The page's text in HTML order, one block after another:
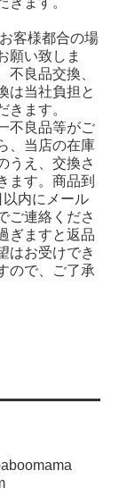
客様都合の場
願い致しま
不良品交換、
は当社負担と
きます。
不良品等がご
、当店の在庫
うえ、交換さ
ます。商品到
内にメール
ご連絡くださ
ぎますと返品
はお受けでき
ので、ご了承